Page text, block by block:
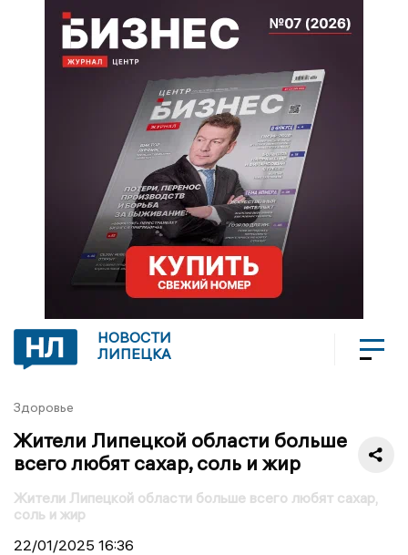
НОВОСТИ
ЛИПЕЦКА
Здоровье
Жители Липецкой области больше
всего любят сахар, соль и жир
Жители Липецкой области больше всего любят сахар,
соль и жир
22/01/2025 16:36